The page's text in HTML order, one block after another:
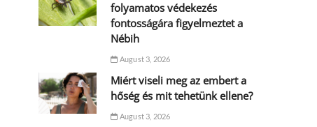
folyamatos védekezés
fontosságára figyelmeztet a
Nébih
August 3, 2026
Miért viseli meg az embert a
hőség és mit tehetünk ellene?
August 3, 2026